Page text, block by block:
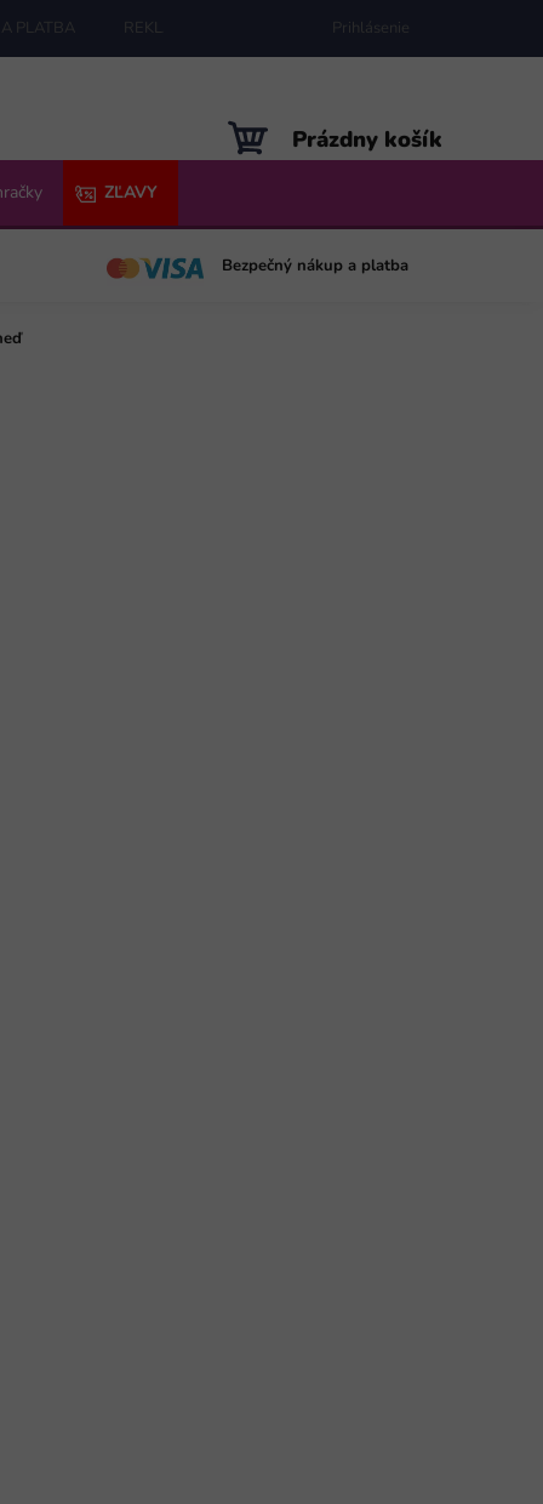
PLATBA REKLAMÁCIE MAPA SERVERU
Prihlásenie
NÁKUPNÝ
KOŠÍK
Prázdny košík
ZĽAVY
Bezpečný nákup a platba